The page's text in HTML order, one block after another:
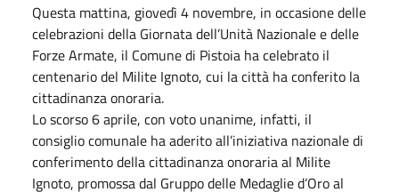
Questa mattina, giovedì 4 novembre, in occasione delle
celebrazioni della Giornata dell’Unità Nazionale e delle
Forze Armate, il Comune di Pistoia ha celebrato il
centenario del Milite Ignoto, cui la città ha conferito la
cittadinanza onoraria.
Lo scorso 6 aprile, con voto unanime, infatti, il
consiglio comunale ha aderito all’iniziativa nazionale di
conferimento della cittadinanza onoraria al Milite
Ignoto, promossa dal Gruppo delle Medaglie d’Oro al